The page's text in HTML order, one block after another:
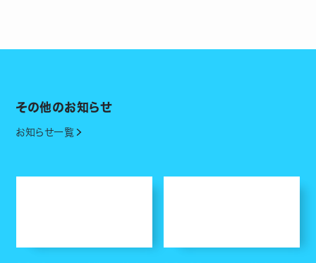
その他のお知らせ
お知らせ一覧